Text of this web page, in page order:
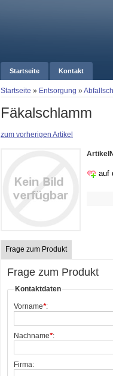
Startseite Kontakt
Startseite » Entsorgung »
Fäkalschlamm
zum vorherigen Artikel
auf
Frage zum Produkt
Frage zum Produkt
Kontaktdaten
Vorname*:
Nachname*:
Firma: